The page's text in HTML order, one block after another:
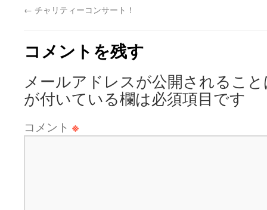
← チャリティーコンサート！
コメントを残す
メールアドレスが公開されるこ
が付いている欄は必須項目です
コメント ※